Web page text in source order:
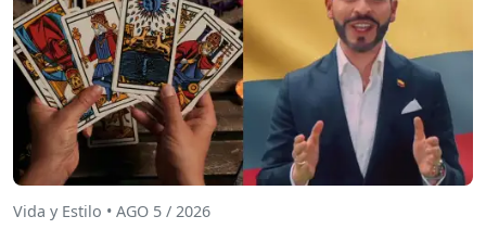
Vida y Estilo • AGO 5 / 2026